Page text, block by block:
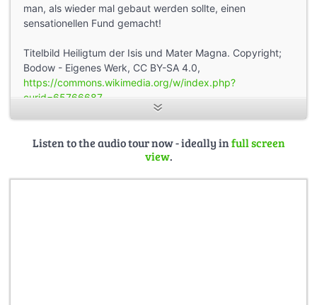
man, als wieder mal gebaut werden sollte, einen
sensationellen Fund gemacht!
Titelbild Heiligtum der Isis und Mater Magna. Copyright;
Bodow - Eigenes Werk, CC BY-SA 4.0,
https://commons.wikimedia.org/w/index.php?
curid=65766687,
https://de.wikipedia.org/wiki/
https://www.mainz-
Listen to the audio tour now - ideally infull screen
view.